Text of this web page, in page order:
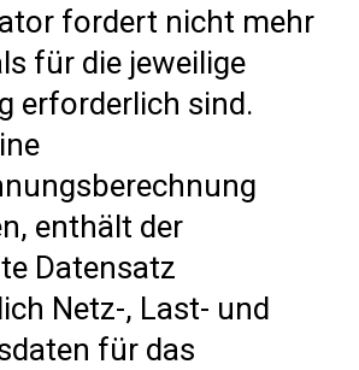
fordert nicht mehr
für die jeweilige
erforderlich sind.
enthält der
Datensatz
Netz-, Last- und
für das